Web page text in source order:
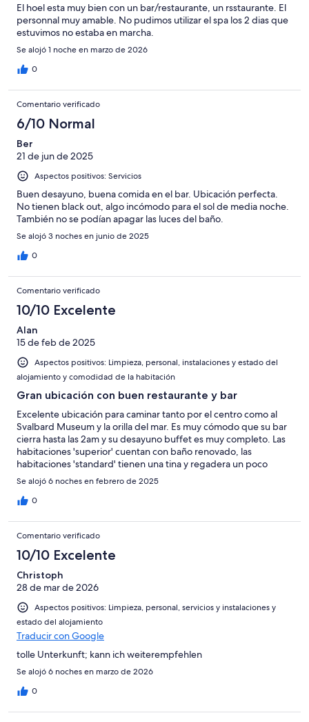
El hoel esta muy bien con un bar/restaurante, un rsstaurante. El
personnal muy amable. No pudimos utilizar el spa los 2 dias que
estuvimos no estaba en marcha.
Se alojó 1 noche en marzo de 2026
0
Comentario verificado
6/10 Normal
Ber
21 de jun de 2025
Aspectos positivos: Servicios
Buen desayuno, buena comida en el bar. Ubicación perfecta.
No tienen black out, algo incómodo para el sol de media noche.
También no se podían apagar las luces del baño.
Se alojó 3 noches en junio de 2025
0
Comentario verificado
10/10 Excelente
Alan
15 de feb de 2025
Aspectos positivos: Limpieza, personal, instalaciones y estado del
alojamiento y comodidad de la habitación
Gran ubicación con buen restaurante y bar
Excelente ubicación para caminar tanto por el centro como al
Svalbard Museum y la orilla del mar. Es muy cómodo que su bar
cierra hasta las 2am y su desayuno buffet es muy completo. Las
habitaciones 'superior' cuentan con baño renovado, las
habitaciones 'standard' tienen una tina y regadera un poco
incomodas.
Se alojó 6 noches en febrero de 2025
0
Comentario verificado
10/10 Excelente
Christoph
28 de mar de 2026
Aspectos positivos: Limpieza, personal, servicios y instalaciones y
estado del alojamiento
Traducir con Google
tolle Unterkunft; kann ich weiterempfehlen
Se alojó 6 noches en marzo de 2026
0